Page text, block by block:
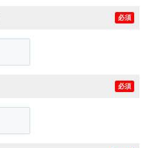
必須
必須